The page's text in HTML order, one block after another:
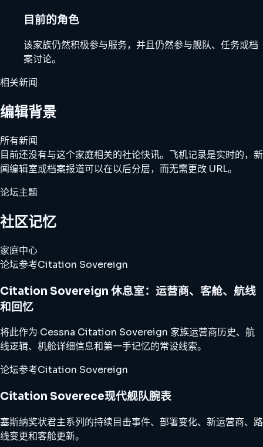
目前的角色
该家族仍然积极参与服务，并且仍然参与舰队、任务或档
案讨论。
相关新闻
编辑背景
所有新闻
目前还没有与这个家庭相关的社论快讯。飞机记录是实时的，新
闻编辑室或档案报道可以在以后分层，而无需更改 URL。
论坛主题
社区记忆
家庭中心
论坛参考Citation Sovereign
Citation Sovereign 休息室：运营商、客舱、航线
和回忆
将此作为 Cessna Citation Sovereign 家族运营商历史、航
线逻辑、机舱详细信息和第一手记忆的常设线索。
论坛参考Citation Sovereign
Citation Soverece现代舰队腕表
塞斯纳奖状君主系列的持续目击事件、部署变化、新运营商、路
线变更和客舱更新。